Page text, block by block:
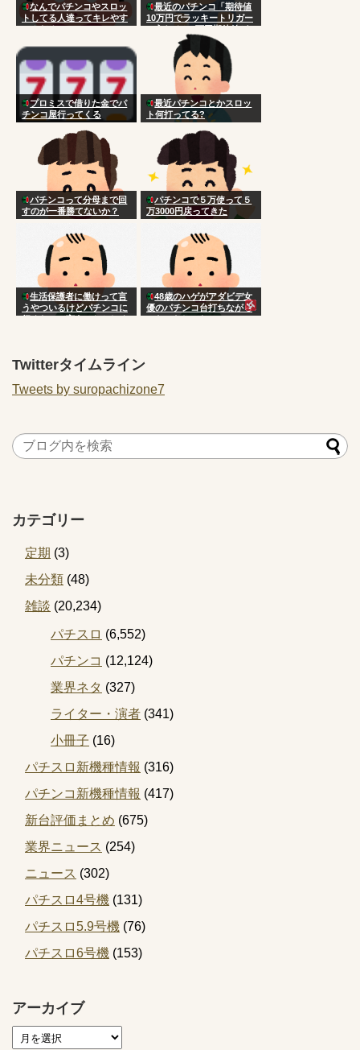
なんでパチンコやスロッ
トしてる人達ってキレやす
いんだろ
最近のパチンコ「期待値
10万円でラッキートリガー
に入れると3万円期待値が
手に入るよ！」
プロミスで借りた金でパ
チンコ屋行ってくる
最近パチンコとかスロッ
ト何打ってる?
パチンコって分母まで回
すのが一番勝てないか？
パチンコで５万使って５
万3000円戻ってきた
生活保護者に働けって言
うやついるけどパチンコに
行くなって言うのおかしく
48歳のハゲがアダビデ女
優のパチンコ台打ちながら
ニヤニヤしてたwww
Twitterタイムライン
Tweets by suropachizone7
カテゴリー
定期 (3)
未分類 (48)
雑談 (20,234)
パチスロ (6,552)
パチンコ (12,124)
業界ネタ (327)
ライター・演者 (341)
小冊子 (16)
パチスロ新機種情報 (316)
パチンコ新機種情報 (417)
新台評価まとめ (675)
業界ニュース (254)
ニュース (302)
パチスロ4号機 (131)
パチスロ5.9号機 (76)
パチスロ6号機 (153)
アーカイブ